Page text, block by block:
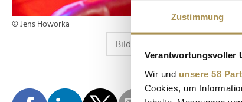
Zustimmung
Verantwortungsvoller
Wir und unsere 58
Cookies, um
© Jens Howorka